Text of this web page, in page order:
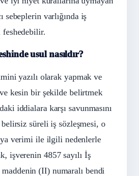
sebeplerin varlığında iş
feshedebilir.
usul nasıldır?
yazılı olarak yapmak ve
kesin bir şekilde belirtmek
iddialara karşı savunmasını
süreli iş sözleşmesi, o
verimi ile ilgili nedenlerle
işverenin 4857 sayılı İş
(II) numaralı bendi